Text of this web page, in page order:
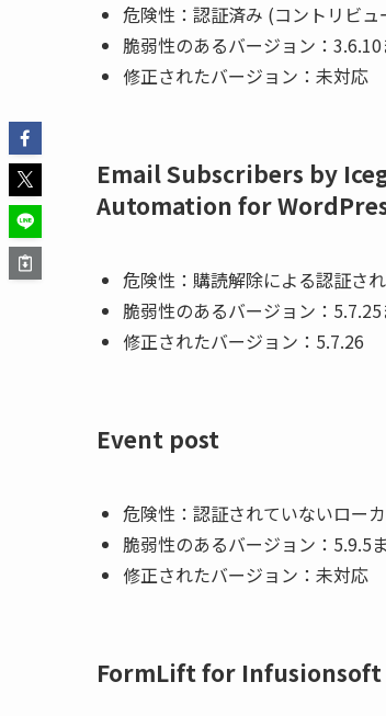
危険性：認証済み (コントリビ
脆弱性のあるバージョン：3.6.10
修正されたバージョン： 未対応
Email Subscribers by
Automation for
危険性：購読解除による認証さ
脆弱性のあるバージョン：5.7.25
修正されたバージョン：5.7.26
Event post
危険性：認証されていないロー
脆弱性のあるバージョン：5.9.5
修正されたバージョン： 未対応
FormLift for Infusionsoft